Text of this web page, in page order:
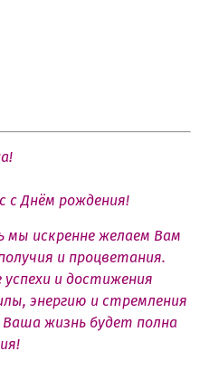
с Днём рождения!
мы искренне желаем Вам
и процветания.
и достижения
энергию и стремления
жизнь будет полна